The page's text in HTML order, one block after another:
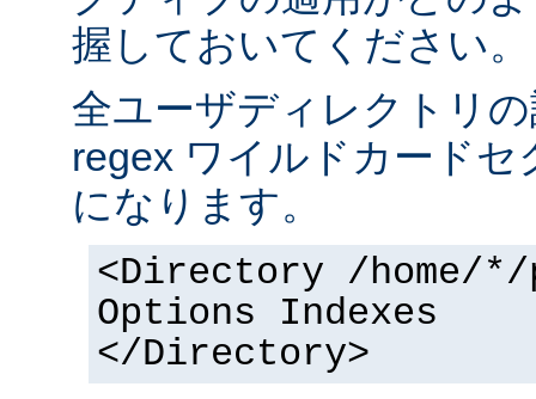
握しておいてください。
全ユーザディレクトリ
regex ワイルドカード
になります。
<Directory /home/
Options Indexes
</Directory>